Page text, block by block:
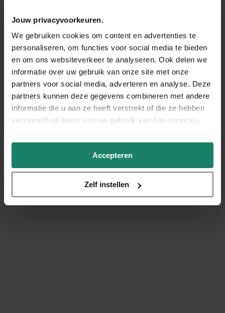
Jouw privacyvoorkeuren.
We gebruiken cookies om content en advertenties te
personaliseren, om functies voor social media te bieden
en om ons websiteverkeer te analyseren. Ook delen we
informatie over uw gebruik van onze site met onze
partners voor social media, adverteren en analyse. Deze
partners kunnen deze gegevens combineren met andere
informatie die u aan ze heeft verstrekt of die ze hebben
verzameld op basis van uw gebruik van hun services.
Accepteren
Zelf instellen